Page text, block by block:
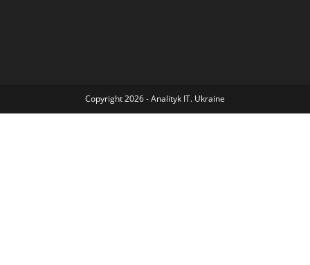
Copyright 2026 - Analityk IT. Ukraine